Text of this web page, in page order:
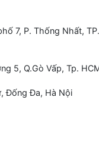
7, P. Thống Nhất,
5, Q.Gò Vấp, Tp.
Đống Đa, Hà Nội